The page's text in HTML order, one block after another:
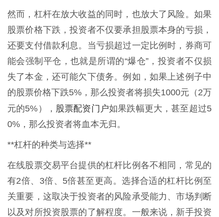
然而，杠杆在放大收益的同时，也放大了风险。如果
股票价格下跌，投资者不仅要承担股票本身的亏损，
还要支付借款利息。当亏损超过一定比例时，券商可
能会强制平仓，也就是所谓的“爆仓”，投资者不仅损
失了本金，还可能欠下债务。例如，如果上述例子中
的股票价格下跌5%，那么投资者将损失1000元（2万
元的5%）， 股票配资门户如果跌幅更大，甚至超过5
0%，那么投资者将血本无归。
**杠杆的种类与选择**
在线股票交易平台提供的杠杆比例各不相同，常见的
有2倍、3倍、5倍甚至更高。选择合适的杠杆比例至
关重要，这取决于投资者的风险承受能力、市场判断
以及对所投资股票的了解程度。一般来说，新手投资